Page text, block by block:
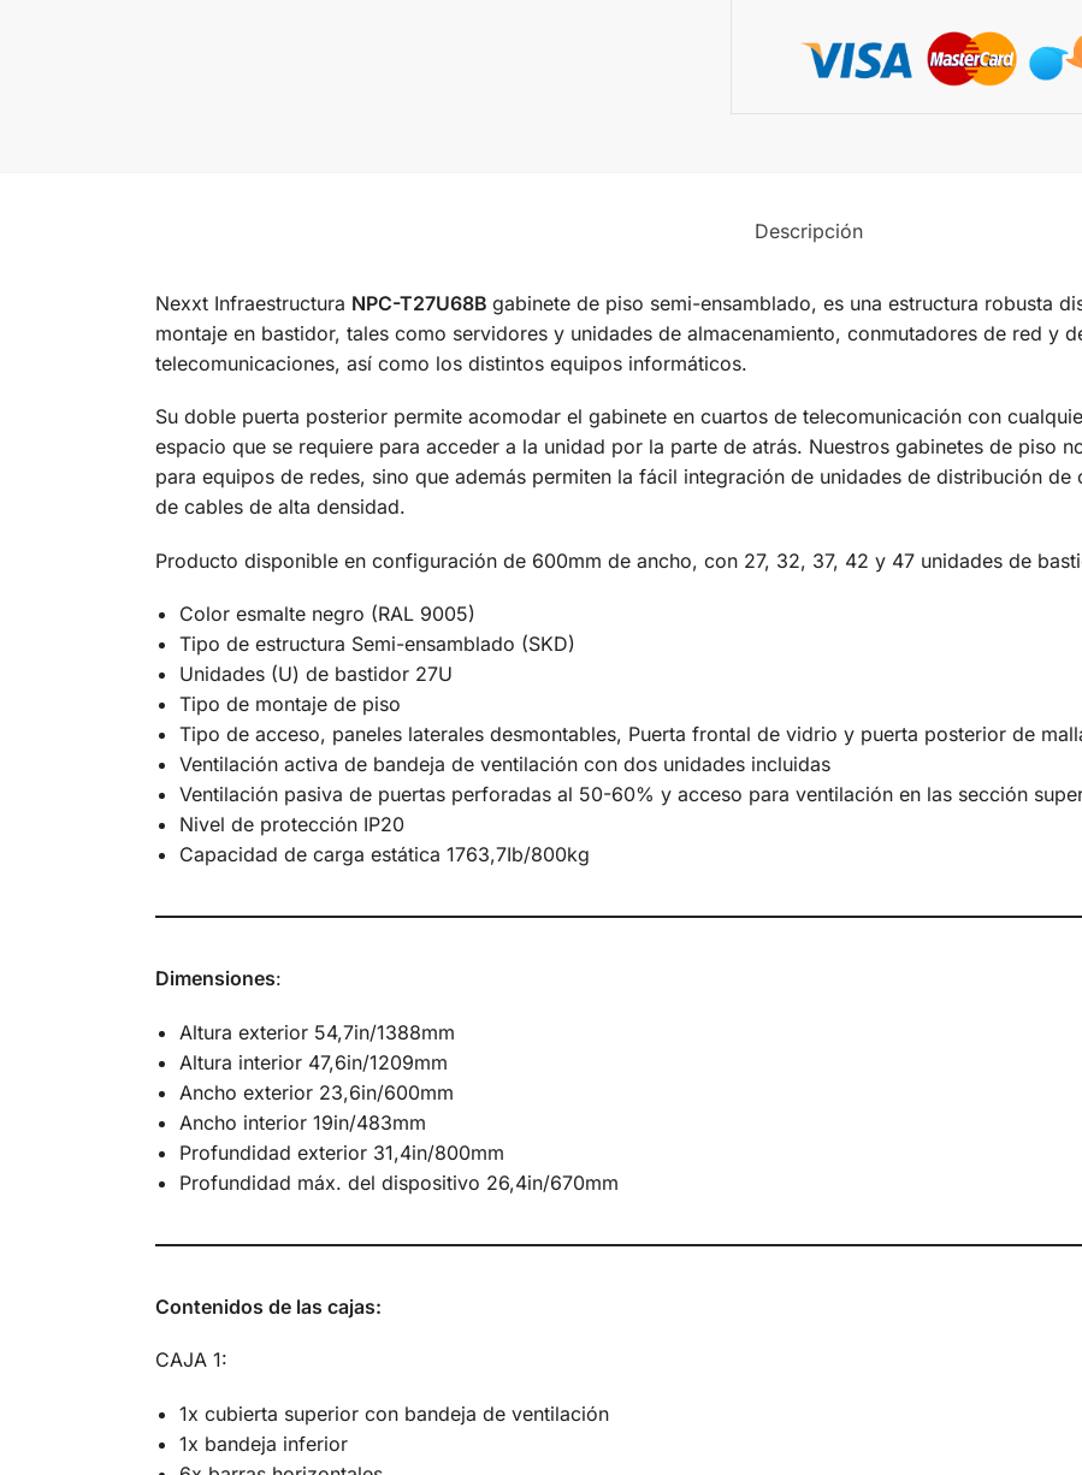
Descripción
Nexxt Infraestructura NPC-T27U68B gabinete de piso semi-ensamblado, es una estructura robusta
montaje en bastidor, tales como servidores y unidades de almacenamiento, conmutadores de red y
telecomunicaciones, así como los distintos equipos informáticos.
Su doble puerta posterior permite acomodar el gabinete en cuartos de telecomunicación con
espacio que se requiere para acceder a la unidad por la parte de atrás. Nuestros gabinetes de piso
para equipos de redes, sino que además permiten la fácil integración de unidades de distribución
de cables de alta densidad.
Producto disponible en configuración de 600mm de ancho, con 27, 32, 37, 42 y 47 unidades de
Color esmalte negro (RAL 9005)
Tipo de estructura Semi-ensamblado (SKD)
Unidades (U) de bastidor 27U
Tipo de montaje de piso
Tipo de acceso, paneles laterales desmontables, Puerta frontal de vidrio y puerta posterior de
Ventilación activa de bandeja de ventilación con dos unidades incluidas
Ventilación pasiva de puertas perforadas al 50-60% y acceso para ventilación en las sección
Nivel de protección IP20
Capacidad de carga estática 1763,7Ib/800kg
Dimensiones:
Altura exterior 54,7in/1388mm
Altura interior 47,6in/1209mm
Ancho exterior 23,6in/600mm
Ancho interior 19in/483mm
Profundidad exterior 31,4in/800mm
Profundidad máx. del dispositivo 26,4in/670mm
Contenidos de las cajas:
CAJA 1:
1x cubierta superior con bandeja de ventilación
1x bandeja inferior